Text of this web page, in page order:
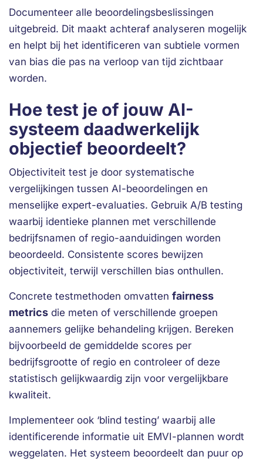
Documenteer alle beoordelingsbeslissingen
uitgebreid. Dit maakt achteraf analyseren mogelijk
en helpt bij het identificeren van subtiele vormen
van bias die pas na verloop van tijd zichtbaar
worden.
Hoe test je of jouw AI-
systeem daadwerkelijk
objectief beoordeelt?
Objectiviteit test je door systematische
vergelijkingen tussen AI-beoordelingen en
menselijke expert-evaluaties. Gebruik A/B testing
waarbij identieke plannen met verschillende
bedrijfsnamen of regio-aanduidingen worden
beoordeeld. Consistente scores bewijzen
objectiviteit, terwijl verschillen bias onthullen.
Concrete testmethoden omvatten fairness
metrics die meten of verschillende groepen
aannemers gelijke behandeling krijgen. Bereken
bijvoorbeeld de gemiddelde scores per
bedrijfsgrootte of regio en controleer of deze
statistisch gelijkwaardig zijn voor vergelijkbare
kwaliteit.
Implementeer ook ‘blind testing’ waarbij alle
identificerende informatie uit EMVI-plannen wordt
weggelaten. Het systeem beoordeelt dan puur op